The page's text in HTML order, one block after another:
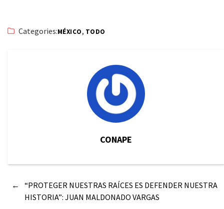
Categories:MÉXICO, TODO
CONAPE
←
“PROTEGER NUESTRAS RAÍCES ES DEFENDER NUESTRA
HISTORIA”: JUAN MALDONADO VARGAS